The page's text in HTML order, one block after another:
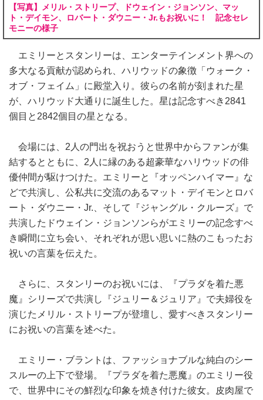
【写真】メリル・ストリープ、ドウェイン・ジョンソン、マッ
ト・デイモン、ロバート・ダウニー・Jr.もお祝いに！ 記念セレ
モニーの様子
エミリーとスタンリーは、エンターテインメント界への
多大なる貢献が認められ、ハリウッドの象徴「ウォーク・
オブ・フェイム」に殿堂入り。彼らの名前が刻まれた星
が、ハリウッド大通りに誕生した。星は記念すべき2841
個目と2842個目の星となる。
会場には、2人の門出を祝おうと世界中からファンが集
結するとともに、2人に縁のある超豪華なハリウッドの俳
優仲間が駆けつけた。エミリーと『オッペンハイマー』な
どで共演し、公私共に交流のあるマット・デイモンとロバ
ート・ダウニー・Jr.、そして『ジャングル・クルーズ』で
共演したドウェイン・ジョンソンらがエミリーの記念すべ
き瞬間に立ち会い、それぞれが思い思いに熱のこもったお
祝いの言葉を伝えた。
さらに、スタンリーのお祝いには、『プラダを着た悪
魔』シリーズで共演し『ジュリー＆ジュリア』で夫婦役を
演じたメリル・ストリープが登壇し、愛すべきスタンリー
にお祝いの言葉を述べた。
エミリー・ブラントは、ファッショナブルな純白のシー
スルーの上下で登場。『プラダを着た悪魔』のエミリー役
で、世界中にその鮮烈な印象を焼き付けた彼女。皮肉屋で